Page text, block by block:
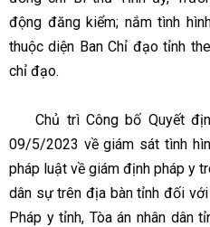
động đăng kiểm; nắm tình
thuộc diện Ban Chỉ đạo tỉnh
chỉ đạo.
Chủ trì Công bố Quyết
09/5/2023 về giám sát tình
pháp luật về giám định pháp y
dân sự trên địa bàn tỉnh đối
Pháp y tỉnh, Tòa án nhân dân